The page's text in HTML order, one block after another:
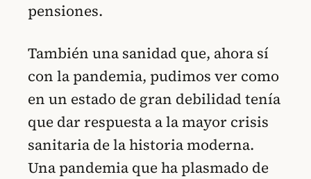
pensiones.
También una sanidad que, ahora sí
con la pandemia, pudimos ver como
en un estado de gran debilidad tenía
que dar respuesta a la mayor crisis
sanitaria de la historia moderna.
Una pandemia que ha plasmado de